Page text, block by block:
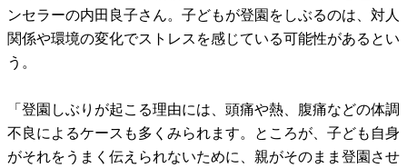
ンセラーの内田良子さん。子どもが登園をしぶるのは、対人
関係や環境の変化でストレスを感じている可能性があるとい
う。
「登園しぶりが起こる理由には、頭痛や熱、腹痛などの体調
不良によるケースも多くみられます。ところが、子ども自身
がそれをうまく伝えられないために、親がそのまま登園させ